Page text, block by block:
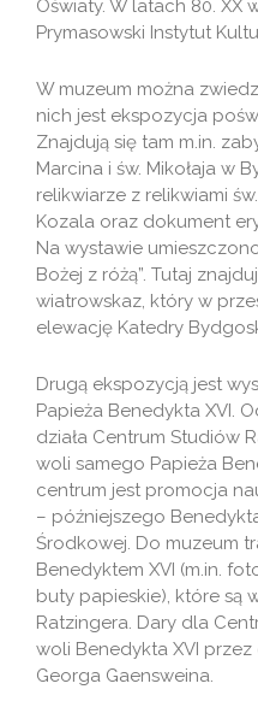
Oświaty. W latach 80. XX
Prymasowski Instytut
W muzeum można
nich jest ekspozycja
Znajdują się tam m.in.
Marcina i św. Mikołaja w
relikwiarze z relikwiami
Kozala oraz dokument
Na wystawie
Bożej z różą”. Tutaj
wiatrowskaz, który w
elewację Katedry
Drugą ekspozycją jest
Papieża Benedykta XVI.
działa Centrum Studiów
woli samego Papieża
centrum jest promocja
– późniejszego
Środkowej. Do muzeum
Benedyktem XVI (m.in.
buty papieskie), które są
Ratzingera. Dary dla
woli Benedykta XVI
Georga Gaensweina.